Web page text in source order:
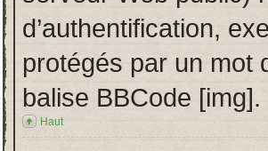
d’authentification,
protégés par un mot
balise BBCode [img].
Haut